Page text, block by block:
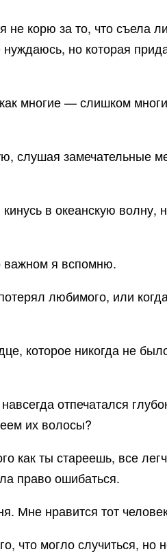
корю за то, что съела
но которая
многие — слишком
слушая замечательные
в океанскую
важном я вспомню.
любимого, или
которое никогда не
отпечатался
их волосы?
как ты стареешь, все
право ошибаться.
Мне нравится тот
что могло случиться, но